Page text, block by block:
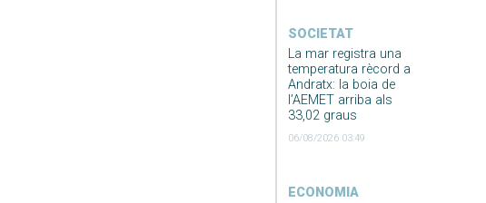
SOCIETAT
La mar registra una
temperatura rècord a
Andratx: la boia de
l’AEMET arriba als
33,02 graus
06/08/2026 03:49
ECONOMIA